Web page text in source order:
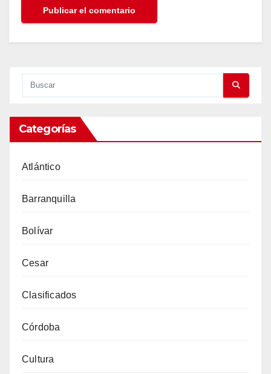
Categorías
Atlántico
Barranquilla
Bolívar
Cesar
Clasificados
Córdoba
Cultura